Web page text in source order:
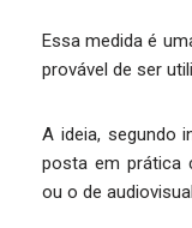
Essa medida é
provável de ser
A ideia, segundo
posta em prática
ou o de